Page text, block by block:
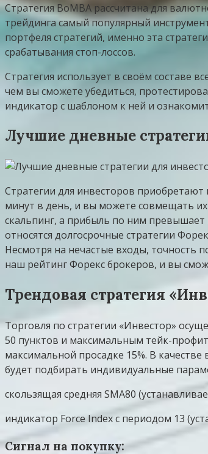
Стратегия BoMBA рассчитана для
трейдинга самый популярный
портфеля стратегий, именно эта
срабатывания стоп-лоссов.
Стратегия использует в своём составе
чем вы сможете убедиться,
индикатор с шаблоном к ней и
Лучшие дневные
Стратегии для инвесторов
минут в день, и вы можете совмещать
скальпинг, а прибыль по ним
относятся долгосрочные стратегии
Несмотря на нечастые входы, точность
наш рейтинг Форекс брокеров, и вы
Трендовая стратегия
Торговля по стратегии «Инвестор»
50 пунктов и максимальным тейк-
максимальной просадке 15%. В
будет подбирать индивидуальные
скользящая средняя SMA80
индикатор Force Index с периодом 13
Сигнал на покупку: